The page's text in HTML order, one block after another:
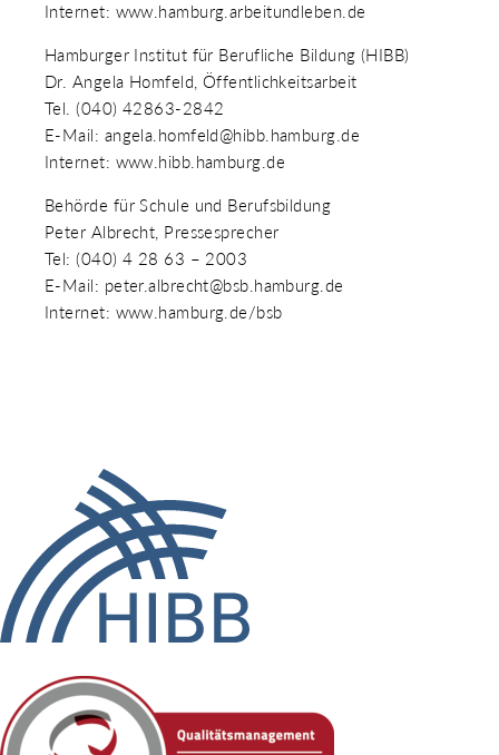
Internet: www.hamburg.arbeitundleben.de
Hamburger Institut für Berufliche Bildung (HIBB)
Dr. Angela Homfeld, Öffentlichkeitsarbeit
Tel. (040) 42863-2842
E-Mail: angela.homfeld@hibb.hamburg.de
Internet: www.hibb.hamburg.de
Behörde für Schule und Berufsbildung
Peter Albrecht, Pressesprecher
Tel: (040) 4 28 63 – 2003
E-Mail: peter.albrecht@bsb.hamburg.de
Internet: www.hamburg.de/bsb